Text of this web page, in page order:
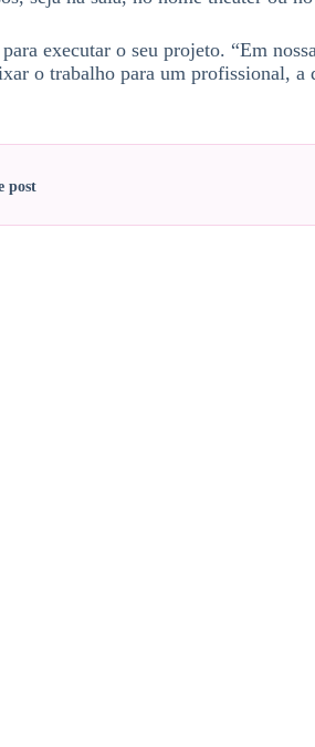
executar o seu projeto. “Em
o trabalho para um profissional,
post